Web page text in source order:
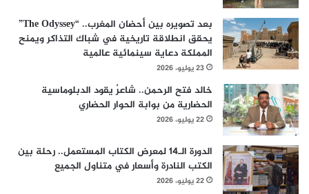
بعد تصويره بين أحضان المغرب.. “The Odyssey”
يحقق انطلاقة تاريخية في شباك التذاكر ويمنح
المملكة دعاية سينمائية عالمية
23 يوليو، 2026
خالد فتح الرحمن.. شاعرٌ يقود الدبلوماسية
الحضارية من بوابة الحوار الحضاري
22 يوليو، 2026
الدورة الـ14 لمعرض الكتاب المستعمل.. رحلة بين
الكتب النادرة وأسعار في متناول الجميع
22 يوليو، 2026